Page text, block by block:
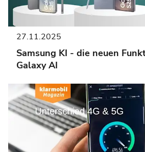
Samsung KI - die neuen
Galaxy AI
27.11.2025